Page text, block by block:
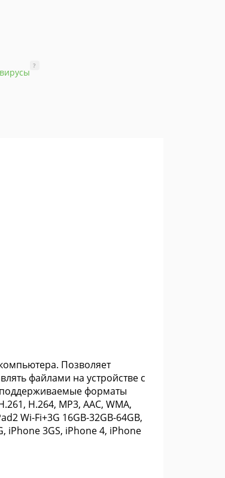
?
Позволяет
файлами на устройстве с
форматы
H.264, MP3, AAC, WMA,
Wi-Fi+3G 16GB-32GB-64GB,
iPhone 3GS, iPhone 4, iPhone